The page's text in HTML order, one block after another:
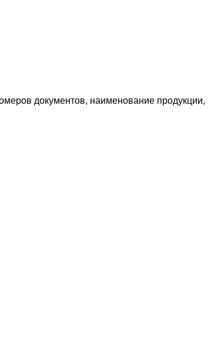
документов, наименование продукции,